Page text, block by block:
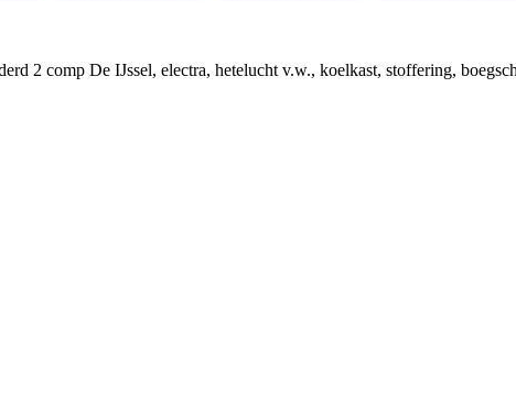
2 comp De IJssel, electra, hetelucht v.w., koelkast, stoffering,